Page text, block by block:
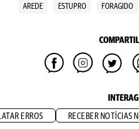
AREDE ESTUPRO FORAGIDO
ERROS RECEBER NOTÍCIAS